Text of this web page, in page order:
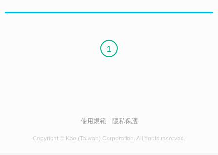
1
使用規範 隱私保護
Copyright © Kao (Taiwan) Corporation. All rights reserved.